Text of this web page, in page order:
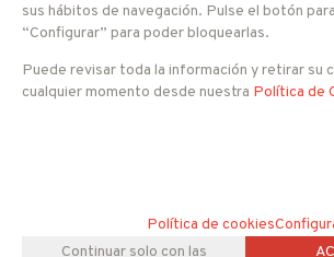
sus hábitos de navegación. Pulse el botón
“Configurar” para poder bloquearlas.
Puede revisar toda la información y retirar su
cualquier momento desde nuestra Política de
Política de cookies
Continuar solo con las